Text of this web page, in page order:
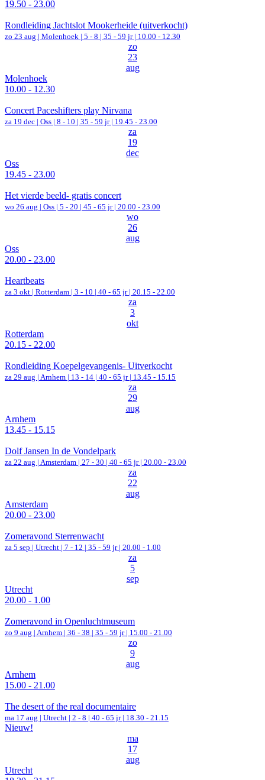
19.50 - 23.00
Rondleiding Jachtslot Mookerheide (uitverkocht)
zo 23 aug | Molenhoek | 5 - 8 | 35 - 59 jr | 10.00 - 12.30
zo
23
aug
Molenhoek
10.00 - 12.30
Concert Paceshifters play Nirvana
za 19 dec | Oss | 8 - 10 | 35 - 59 jr | 19.45 - 23.00
za
19
dec
Oss
19.45 - 23.00
Het vierde beeld- gratis concert
wo 26 aug | Oss | 5 - 20 | 45 - 65 jr | 20.00 - 23.00
wo
26
aug
Oss
20.00 - 23.00
Heartbeats
za 3 okt | Rotterdam | 3 - 10 | 40 - 65 jr | 20.15 - 22.00
za
3
okt
Rotterdam
20.15 - 22.00
Rondleiding Koepelgevangenis- Uitverkocht
za 29 aug | Arnhem | 13 - 14 | 40 - 65 jr | 13.45 - 15.15
za
29
aug
Arnhem
13.45 - 15.15
Dolf Jansen In de Vondelpark
za 22 aug | Amsterdam | 27 - 30 | 40 - 65 jr | 20.00 - 23.00
za
22
aug
Amsterdam
20.00 - 23.00
Zomeravond Sterrenwacht
za 5 sep | Utrecht | 7 - 12 | 35 - 59 jr | 20.00 - 1.00
za
5
sep
Utrecht
20.00 - 1.00
Zomeravond in Openluchtmuseum
zo 9 aug | Arnhem | 36 - 38 | 35 - 59 jr | 15.00 - 21.00
zo
9
aug
Arnhem
15.00 - 21.00
The desert of the real documentaire
ma 17 aug | Utrecht | 2 - 8 | 40 - 65 jr | 18.30 - 21.15
Nieuw!
ma
17
aug
Utrecht